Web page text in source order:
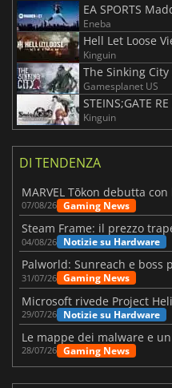
EA SPORTS
Eneba
Hell Let Loose
Kinguin
The Sinking City
Gamesplanet US
STEINS;GATE
Kinguin
DI TENDENZA
07/08/26 Gaming News
04/08/26 Notizie su Hardware
31/07/26 Gaming News
Microsoft rivede Project
29/07/26 Notizie su Hardware
28/07/26 Gaming News